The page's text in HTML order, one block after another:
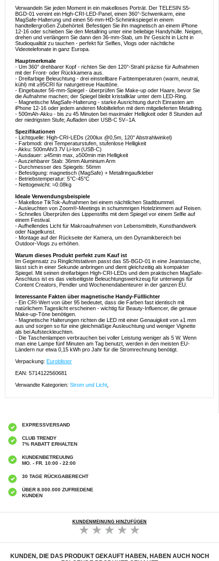
Verwandeln Sie jeden Moment in ein makelloses Porträt. Der TELESIN S5-
BGD-01 vereint ein High-CRI-LED-Panel, einen 360°-Schwenkarm, eine
MagSafe-Halterung und einen 56-mm-HD-Schminkspiegel in einem
handtellergroßen Zubehörteil. Befestigen Sie ihn magnetisch an einem iPhone
12-16 oder schieben Sie den Metallring unter eine beliebige Handyhülle. Neigen,
drehen und verlängern Sie dann den 36-mm-Stab, um Ihr Gesicht in Licht in
Studioqualität zu tauchen - perfekt für Selfies, Vlogs oder nächtliche
Videotelefonate in ganz Europa.
Hauptmerkmale
- Um 360° drehbarer Kopf - richten Sie den 120°-Strahl präzise für Aufnahmen
mit der Front- oder Rückkamera aus.
- Dreifarbige Beleuchtung - drei einstellbare Farbtemperaturen (warm, neutral,
kühl) mit ≥95CRI für naturgetreue Hauttöne.
- Eingebauter 56-mm-Spiegel - überprüfen Sie Make-up oder Haare, bevor Sie
die Aufnahme machen; der Spiegel bleibt kristallklar unter dem LED-Ring.
- Magnetische MagSafe-Halterung - starke Ausrichtung durch Einrasten am
iPhone 12-16 oder jedem anderen Mobiltelefon mit dem mitgelieferten Metallring.
- 500mAh-Akku - bis zu 45 Minuten bei maximaler Helligkeit oder 8 Stunden auf
der niedrigsten Stufe; Aufladen über USB-C 5V⎓1A.
Spezifikationen
- Lichtquelle: High-CRI-LEDs (200lux @0,5m, 120° Abstrahlwinkel)
- Farbmodi: drei Temperaturstufen, stufenlose Helligkeit
- Akku: 500mAh/3.7V Li-Ion (USB-C)
- Ausdauer: ≥45min max, ≥500min min Helligkeit
- Ausziehbarer Stab: 36mm Aluminium Arm
- Durchmesser des Spiegels: 56mm
- Befestigung: magnetisch (MagSafe) + Metallringaufkleber
- Betriebstemperatur: 5°C-45°C
- Nettogewicht: ≈0.08kg
Ideale Verwendungsbeispiele
- Makellose TikTok-Aufnahmen bei einem nächtlichen Stadtbummel.
- Ausleuchten von Zoom®-Meetings in schummrigen Hotelzimmern auf Reisen.
- Schnelles Überprüfen des Lippenstifts mit dem Spiegel vor einem Selfie auf
einem Festival.
- Aufhellendes Licht für Makroaufnahmen von Lebensmitteln, Kunsthandwerk
oder Nagelkunst.
- Montage auf der Rückseite der Kamera, um den Dynamikbereich bei
Outdoor-Vlogs zu erhöhen.
Warum dieses Produkt perfekt zum Kauf ist
Im Gegensatz zu Ringlichtstativen passt das S5-BGD-01 in eine Jeanstasche,
lässt sich in einer Sekunde anbringen und dient gleichzeitig als kompakter
Spiegel. Mit seinen dreifarbigen High-CRI-LEDs und dem praktischen MagSafe-
Anschluss ist es das vielseitigste Beleuchtungswerkzeug für unterwegs für
Content Creators, Pendler und Wochenendabenteurer in der ganzen EU.
Interessante Fakten über magnetische Handy-Fülllichter
- Ein CRI-Wert von über 95 bedeutet, dass die Farben fast identisch mit
natürlichem Tageslicht erscheinen - wichtig für Beauty-Influencer, die genaue
Make-up-Töne benötigen.
- Magnetische Halterungen richten die LED mit einer Genauigkeit von ±1 mm
aus und sorgen so für eine gleichmäßige Ausleuchtung und weniger Vignette
als bei Aufsteckleuchten.
- Die Taschenlampen verbrauchen bei voller Leistung weniger als 5 W. Wenn
man eine Lampe fünf Minuten am Tag benutzt, werden in den meisten EU-
Ländern nur etwa 0,15 kWh pro Jahr für die Stromrechnung benötigt.
Verpackung: Euroblister
EAN: 5714122560681
Verwandte Kategorien: Strom und Licht
EXPRESSVERSAND
CLUB TRENDY
7% RABATT ERHALTEN
KUNDENBETREUUNG
MO. - FR. 10:00 - 22:00
30 TAGE RÜCKGABERECHT
ÜBER 8.000.000 ZUFRIEDENE
KUNDEN
KUNDENMEINUNG HINZUFÜGEN
KUNDEN, DIE DAS PRODUKT GEKAUFT HABEN, HABEN AUCH NOCH